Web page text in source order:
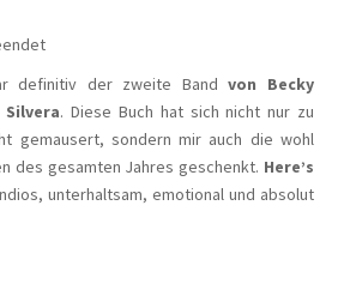
definitiv der zweite Bandvon Becky
. Diese Buch hat sich nicht nur zu
gemausert, sondern mir auch die wohl
des gesamten Jahres geschenkt. Here’s
unterhaltsam, emotional und absolut